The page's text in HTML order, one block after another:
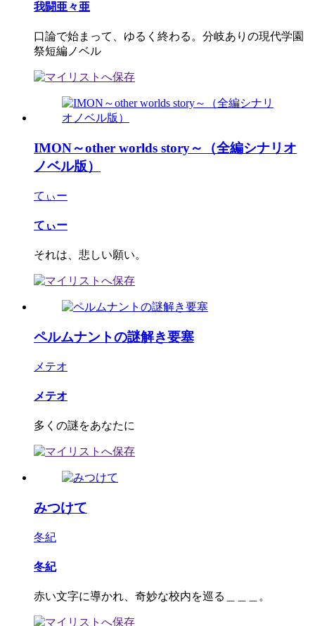
我闘亜々亜
口論で始まって、ゆるく終わる。分岐ありの現代学園
祭短編ノベル
IMON～other worlds story～（全編シナリオ
ノベル版）
てぃー
てぃー
それは、悲しい願い。
ペルムナントの謎解き要塞
メテオ
メテオ
多くの謎をあなたに
みつけて
冬紀
冬紀
赤い文字に導かれ、奇妙な校内を巡る＿＿＿。